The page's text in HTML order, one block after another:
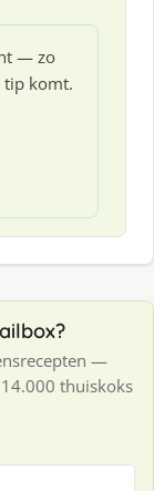
— zo
tip komt.
—
thuiskoks